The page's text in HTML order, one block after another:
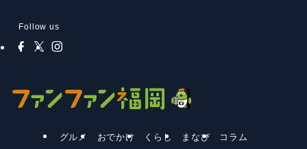
Follow us
グルメ おでかけ くらし まなび コラム